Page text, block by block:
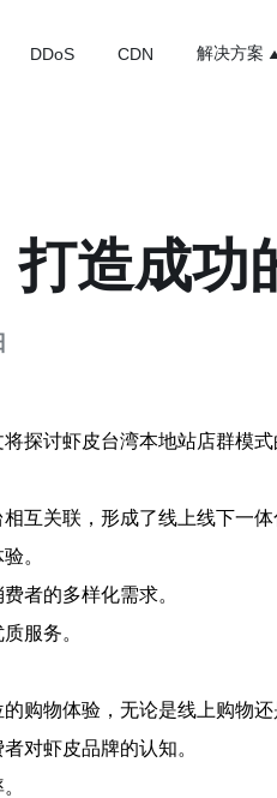
DDoS CDN 解决方案
造成功
探讨虾皮台湾本地站店群模
互关联，形成了线上线下一
。
者的多样化需求。
服务。
购物体验，无论是线上购物还
对虾皮品牌的认知。